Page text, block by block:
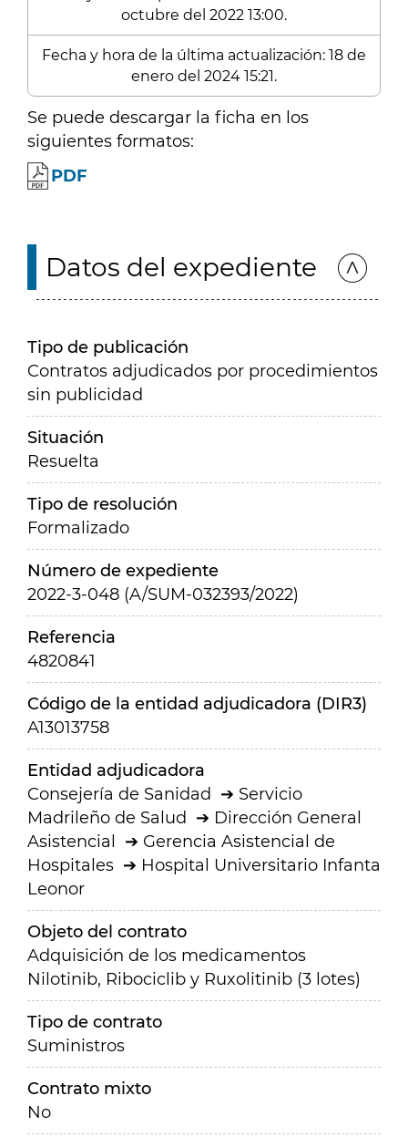
octubre del 2022 13:00.
Fecha y hora de la última actualización: 18 de
enero del 2024 15:21.
Se puede descargar la ficha en los
siguientes formatos:
PDF
Datos del expediente
Tipo de publicación
Contratos adjudicados por procedimientos
sin publicidad
Situación
Resuelta
Tipo de resolución
Formalizado
Número de expediente
2022-3-048 (A/SUM-032393/2022)
Referencia
4820841
Código de la entidad adjudicadora (DIR3)
A13013758
Entidad adjudicadora
Consejería de Sanidad
Servicio
Madrileño de Salud
Dirección General
Asistencial
Gerencia Asistencial de
Hospitales
Hospital Universitario Infanta
Leonor
Objeto del contrato
Adquisición de los medicamentos
Nilotinib, Ribociclib y Ruxolitinib (3 lotes)
Tipo de contrato
Suministros
Contrato mixto
No